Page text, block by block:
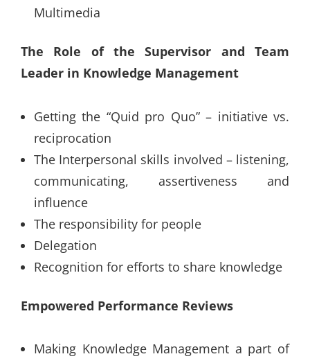
Multimedia
The Role of the Supervisor and Team
Leader in Knowledge Management
Getting the “Quid pro Quo” – initiative vs.
reciprocation
The Interpersonal skills involved – listening,
communicating, assertiveness and
influence
The responsibility for people
Delegation
Recognition for efforts to share knowledge
Empowered Performance Reviews
Making Knowledge Management a part of